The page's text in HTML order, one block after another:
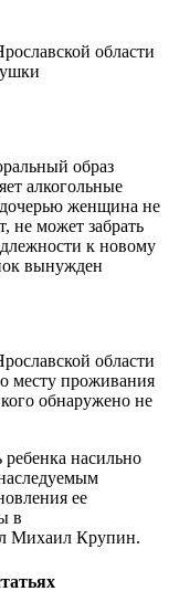
области
образ
алкогольные
женщина не
не может забрать
к новому
вынужден
области
месту проживания
обнаружено не
насильно
ее
в
Михаил Крупин.